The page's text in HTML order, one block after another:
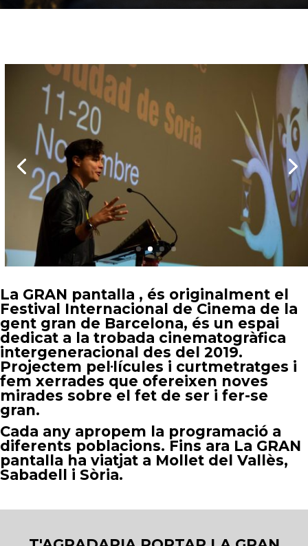
La GRAN pantalla , és originalment el
Festival Internacional de Cinema de la
gent gran de Barcelona, ​​és un espai
dedicat a la trobada cinematogràfica
intergeneracional des del 2019.
Projectem pel·lícules i curtmetratges i
fem xerrades que ofereixen noves
mirades sobre el fet de ser i fer-se
gran.
Cada any apropem la programació a
diferents poblacions. Fins ara La GRAN
pantalla ha viatjat a Mollet del Vallès,
Sabadell i Sòria.